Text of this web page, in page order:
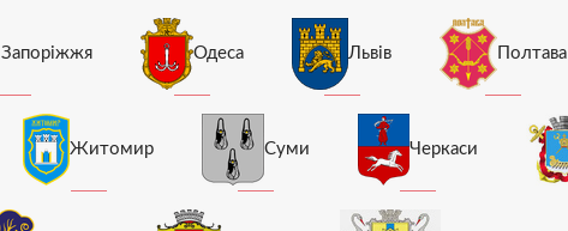
Запоріжжя Одеса Львів Полтава
Житомир Суми Черкаси